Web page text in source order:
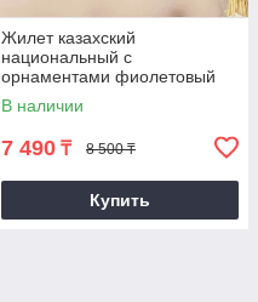
Жилет казахский
национальный с
орнаментами фиолетовый
(размеры 44-50)
В наличии
7 490 ₸ 8 500 ₸
Купить